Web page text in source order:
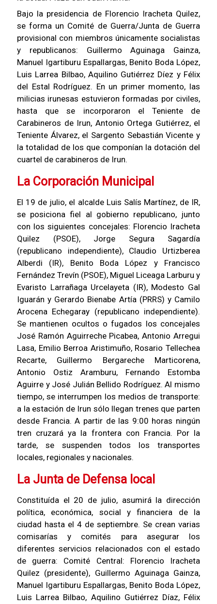
Bajo la presidencia de Florencio Iracheta Quilez,
se forma un Comité de Guerra/Junta de Guerra
provisional con miembros únicamente socialistas
y republicanos: Guillermo Aguinaga Gainza,
Manuel Igartiburu Espallargas, Benito Boda López,
Luis Larrea Bilbao, Aquilino Gutiérrez Díez y Félix
del Estal Rodríguez. En un primer momento, las
milicias irunesas estuvieron formadas por civiles,
hasta que se incorporaron el Teniente de
Carabineros de Irun, Antonio Ortega Gutiérrez, el
Teniente Álvarez, el Sargento Sebastián Vicente y
la totalidad de los que componían la dotación del
cuartel de carabineros de Irun.
La Corporación Municipal
El 19 de julio, el alcalde Luis Salís Martínez, de IR,
se posiciona fiel al gobierno republicano, junto
con los siguientes concejales: Florencio Iracheta
Quilez (PSOE), Jorge Segura Sagardía
(republicano independiente), Claudio Urtizberea
Alberdi (IR), Benito Boda López y Francisco
Fernández Trevín (PSOE), Miguel Liceaga Larburu y
Evaristo Larrañaga Urcelayeta (IR), Modesto Gal
Iguarán y Gerardo Bienabe Artía (PRRS) y Camilo
Arocena Echegaray (republicano independiente).
Se mantienen ocultos o fugados los concejales
José Ramón Aguirreche Picabea, Antonio Arregui
Lasa, Emilio Berroa Aristimuño, Rosario Tellechea
Recarte, Guillermo Bergareche Marticorena,
Antonio Ostiz Aramburu, Fernando Estomba
Aguirre y José Julián Bellido Rodríguez. Al mismo
tiempo, se interrumpen los medios de transporte:
a la estación de Irun sólo llegan trenes que parten
desde Francia. A partir de las 9:00 horas ningún
tren cruzará ya la frontera con Francia. Por la
tarde, se suspenden todos los transportes
locales, regionales y nacionales.
La Junta de Defensa local
Constituída el 20 de julio, asumirá la dirección
política, económica, social y financiera de la
ciudad hasta el 4 de septiembre. Se crean varias
comisarías y comités para asegurar los
diferentes servicios relacionados con el estado
de guerra: Comité Central: Florencio Iracheta
Quilez (presidente), Guillermo Aguinaga Gainza,
Manuel Igartiburu Espallargas, Benito Boda López,
Luis Larrea Bilbao, Aquilino Gutiérrez Díaz, Félix